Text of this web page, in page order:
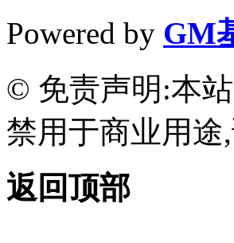
Powered by GM
© 免责声明:本
禁用于商业用
返回顶部